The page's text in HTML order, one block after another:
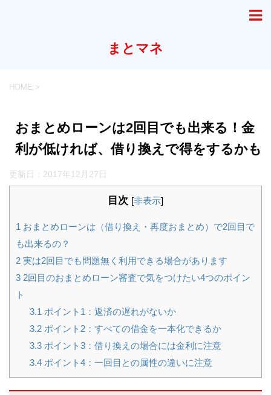
まとマネ
HOME >
おまとめローンは2回目でも出来る！金
利が低ければ、借り換えで得をするかも
更新日： 2017年12月27日
目次 [非表示]
1 おまとめローンは（借り換え・再度おまとめ）で2回目で
も出来るの？
2 実は2回目でも問題無く利用できる場合があります
3 2回目のおまとめローン審査で気をつけたい4つのポイン
ト
3.1 ポイント1：返済の遅れがないか
3.2ポイント2：すべての借金を一本化できるか
3.3ポイント3：借り換えの場合には金利に注意
3.4ポイント4：一回目との属性の違いに注意